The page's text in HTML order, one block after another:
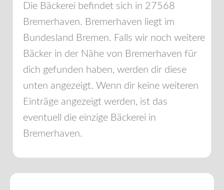
Die Bäckerei befindet sich in 27568
Bremerhaven. Bremerhaven liegt im
Bundesland Bremen. Falls wir noch weitere
Bäcker in der Nähe von Bremerhaven für
dich gefunden haben, werden dir diese
unten angezeigt. Wenn dir keine weiteren
Einträge angezeigt werden, ist das
eventuell die einzige Bäckerei in
Bremerhaven.